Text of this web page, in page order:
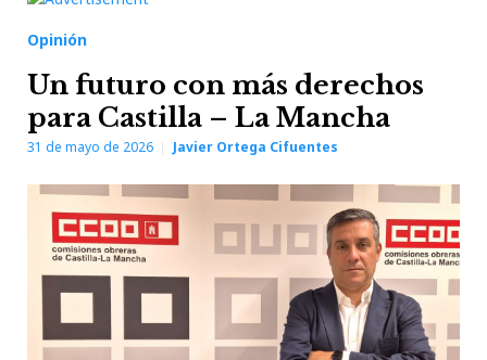
Opinión
Un futuro con más derechos
para Castilla – La Mancha
31 de mayo de 2026 Javier Ortega Cifuentes